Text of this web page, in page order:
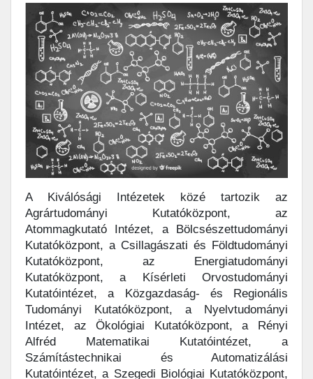
A Kiválósági Intézetek közé tartozik az
Agrártudományi Kutatóközpont, az
Atommagkutató Intézet, a Bölcsészettudományi
Kutatóközpont, a Csillagászati és Földtudományi
Kutatóközpont, az Energiatudományi
Kutatóközpont, a Kísérleti Orvostudományi
Kutatóintézet, a Közgazdaság- és Regionális
Tudományi Kutatóközpont, a Nyelvtudományi
Intézet, az Ökológiai Kutatóközpont, a Rényi
Alfréd Matematikai Kutatóintézet, a
Számítástechnikai és Automatizálási
Kutatóintézet, a Szegedi Biológiai Kutatóközpont,